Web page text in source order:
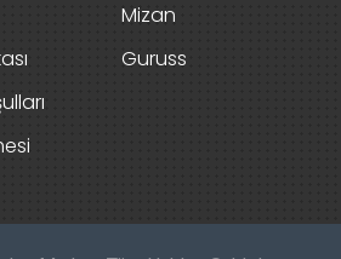
Mizan
Guruss